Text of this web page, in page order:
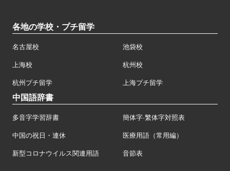
各地の学校・プチ留学
名古屋校 池袋校
上海校 杭州校
杭州プチ留学 上海プチ留学
中国語辞書
多音字学習辞書 簡体字·繁体字対照表
中国の祝日・連休 医療用語（常用編）
新型コロナウイルス関連用語 音節表